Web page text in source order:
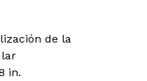
de la
in.